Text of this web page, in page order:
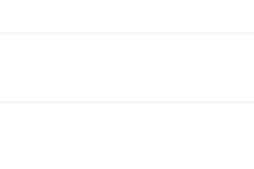
von mindestens 6 mm.